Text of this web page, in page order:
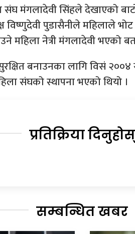
संघ मंगलादेवी सिंहले देखाएको
पुडासैनीले महिलाले
महिला नेत्री मंगलादेवी भएको
बनाउनका लागि विसं
संघको स्थापना भएको थियो ।
प्रतिक्रिया दिनुहोस्
सम्बन्धित खबर